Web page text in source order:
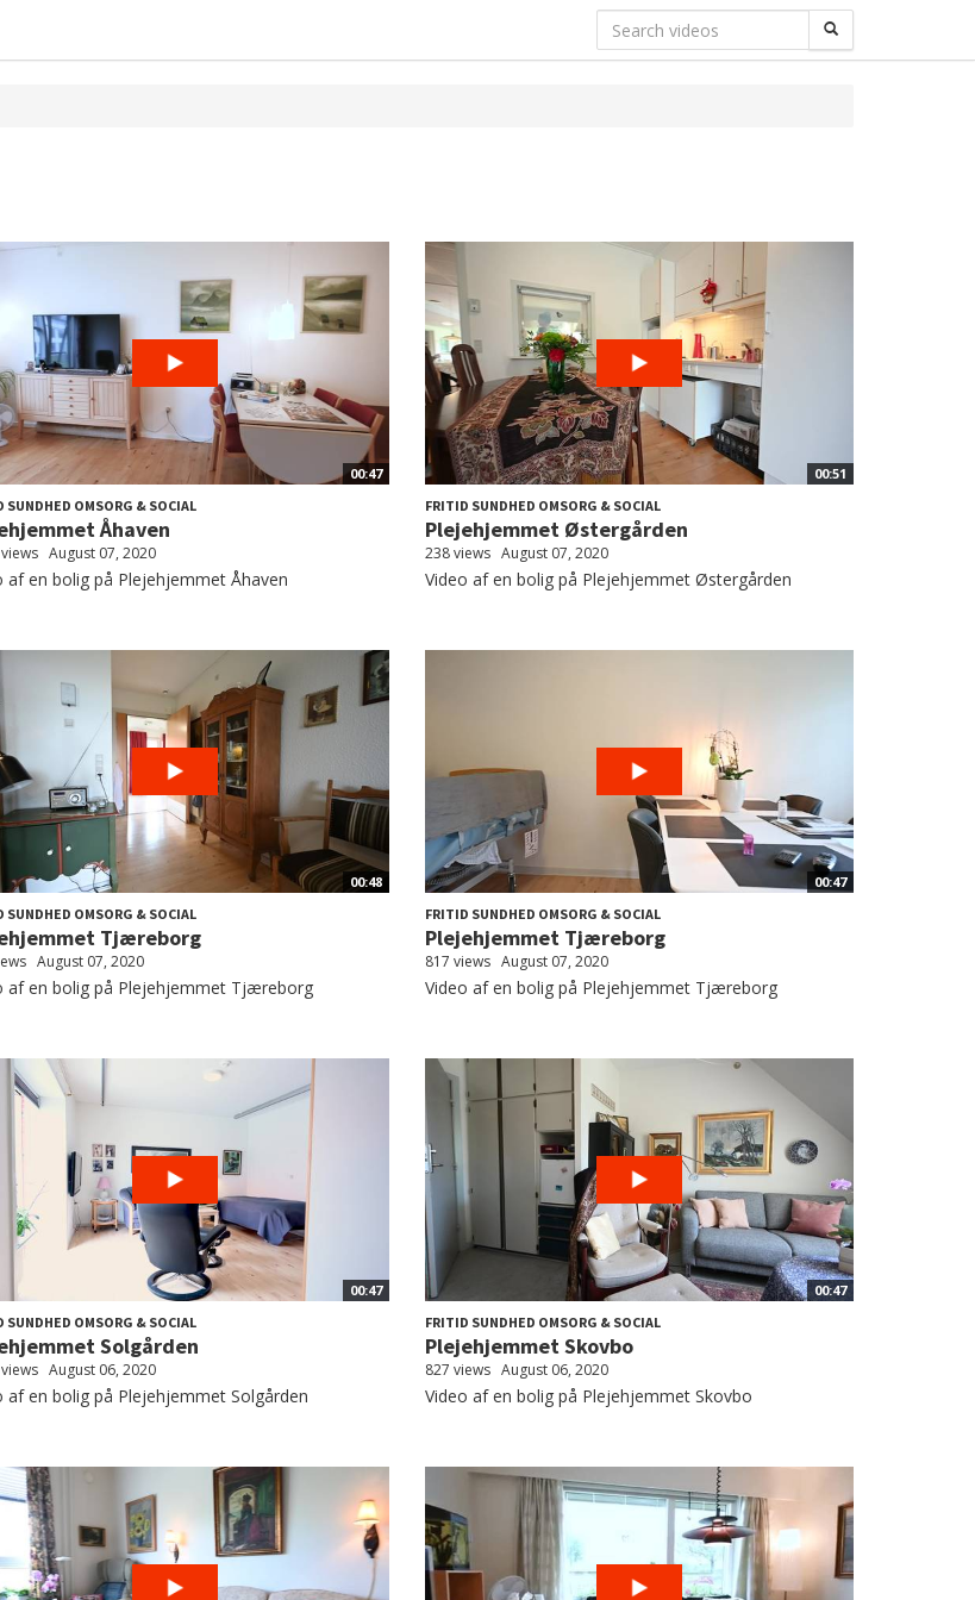
00:47
SUNDHED OMSORG & SOCIAL
Åhaven
August 07, 2020
af en bolig på Plejehjemmet Åhaven
00:51
FRITID SUNDHED OMSORG & SOCIAL
Plejehjemmet Østergården
238 views August 07, 2020
Video af en bolig på Plejehjemmet Østergården
00:48
SUNDHED OMSORG & SOCIAL
Tjæreborg
August 07, 2020
af en bolig på Plejehjemmet Tjæreborg
00:47
FRITID SUNDHED OMSORG & SOCIAL
Plejehjemmet Tjæreborg
817 views August 07, 2020
Video af en bolig på Plejehjemmet Tjæreborg
00:47
SUNDHED OMSORG & SOCIAL
Solgården
August 06, 2020
af en bolig på Plejehjemmet Solgården
00:47
FRITID SUNDHED OMSORG & SOCIAL
Plejehjemmet Skovbo
827 views August 06, 2020
Video af en bolig på Plejehjemmet Skovbo